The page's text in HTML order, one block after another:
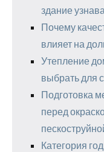
здание
Почему
влияет на
Утепление
выбрать для
Подготовка
перед
Категория